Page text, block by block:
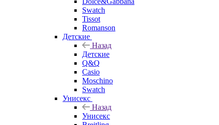
Swatch
Tissot
Romanson
Детские
Назад
Детские
Q&Q
Casio
Moschino
Swatch
Унисекс
Назад
Унисекс